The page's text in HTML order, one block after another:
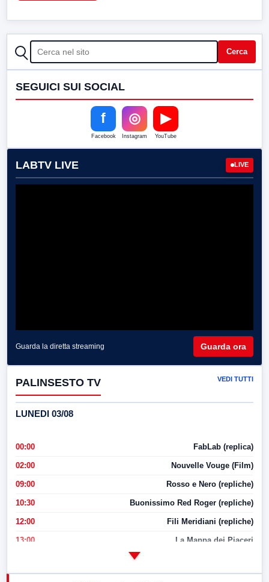
CERCA Cerca
SEGUICI SUI SOCIAL
f
Facebook
◎
Instagram
▶
YouTube
LABTV LIVE LIVE
Guarda la diretta streaming Guarda ora
PALINSESTO TV VEDI TUTTI
LUNEDI 03/08
00:00 FabLab (replica)
02:00 Nouvelle Vouge (Film)
09:00 Rosso e Nero (repliche)
10:30 Buonissimo Red Roger (repliche)
12:00 Fili Meridiani (repliche)
13:00 La Mappa dei Piaceri